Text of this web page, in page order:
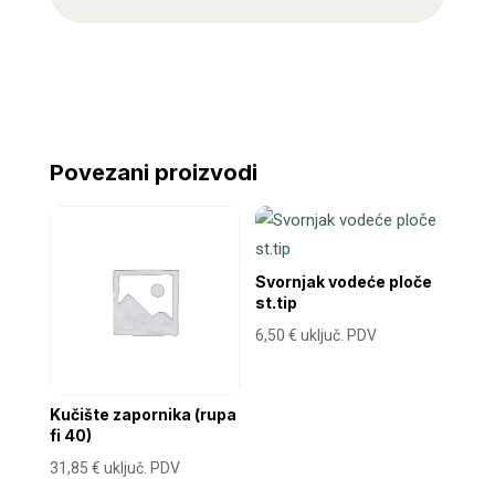
Povezani proizvodi
Kučište zapornika (rupa
fi 40)
31,85 € uključ. PDV
Svornjak vodeće ploče
st.tip
6,50€ uključ. PDV